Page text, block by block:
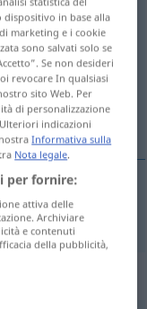
dettagli)
in base alla
marketing e i cookie
sono salvati solo se
Se non desideri
revocare In qualsiasi
sito Web. Per
di personalizzazione
indicazioni
Informativa sulla
Nota legale.
per fornire:
attiva delle
Archiviare
e contenuti
della pubblicità,